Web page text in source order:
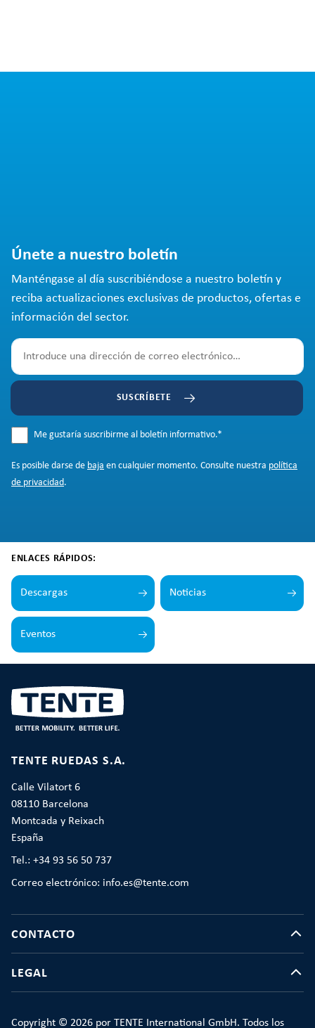
Únete a nuestro boletín
Manténgase al día suscribiéndose a nuestro boletín y
reciba actualizaciones exclusivas de productos, ofertas e
información del sector.
SUSCRÍBETE
Me gustaría suscribirme al boletín informativo.*
Es posible darse de baja en cualquier momento. Consulte nuestra política
de privacidad.
ENLACES RÁPIDOS:
Descargas Noticias
Eventos
TENTE RUEDAS S.A.
Calle Vilatort 6
08110 Barcelona
Montcada y Reixach
España
Tel.: +34 93 56 50 737
Correo electrónico: info.es@tente.com
CONTACTO
LEGAL
Copyright © 2026 por TENTE International GmbH. Todos los